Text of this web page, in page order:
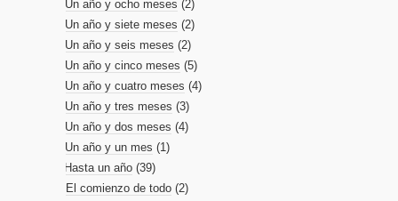
Un año y ocho meses (2)
Un año y siete meses (2)
Un año y seis meses (2)
Un año y cinco meses (5)
Un año y cuatro meses (4)
Un año y tres meses (3)
Un año y dos meses (4)
Un año y un mes (1)
Hasta un año (39)
El comienzo de todo (2)